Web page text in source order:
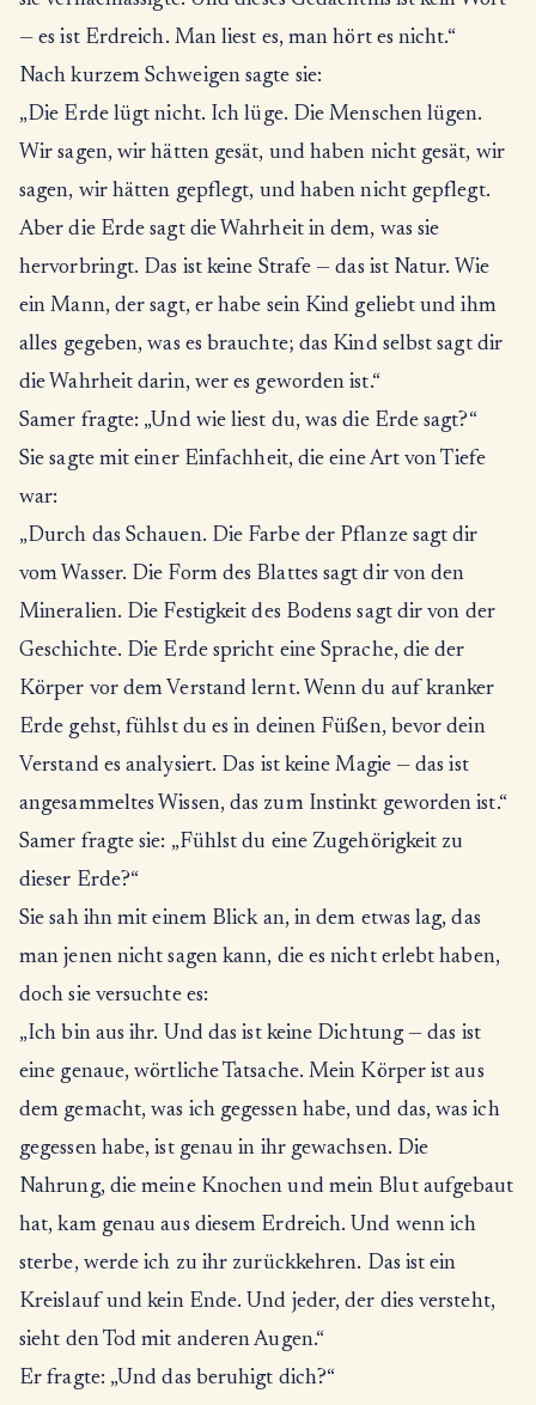
— es ist Erdreich. Man liest es, man hört es nicht.“
Nach kurzem Schweigen sagte sie:
„Die Erde lügt nicht. Ich lüge. Die Menschen lügen.
Wir sagen, wir hätten gesät, und haben nicht gesät, wir
sagen, wir hätten gepflegt, und haben nicht gepflegt.
Aber die Erde sagt die Wahrheit in dem, was sie
hervorbringt. Das ist keine Strafe — das ist Natur. Wie
ein Mann, der sagt, er habe sein Kind geliebt und ihm
alles gegeben, was es brauchte; das Kind selbst sagt dir
die Wahrheit darin, wer es geworden ist.“
Samer fragte: „Und wie liest du, was die Erde sagt?“
Sie sagte mit einer Einfachheit, die eine Art von Tiefe
war:
„Durch das Schauen. Die Farbe der Pflanze sagt dir
vom Wasser. Die Form des Blattes sagt dir von den
Mineralien. Die Festigkeit des Bodens sagt dir von der
Geschichte. Die Erde spricht eine Sprache, die der
Körper vor dem Verstand lernt. Wenn du auf kranker
Erde gehst, fühlst du es in deinen Füßen, bevor dein
Verstand es analysiert. Das ist keine Magie — das ist
angesammeltes Wissen, das zum Instinkt geworden ist.“
Samer fragte sie: „Fühlst du eine Zugehörigkeit zu
dieser Erde?“
Sie sah ihn mit einem Blick an, in dem etwas lag, das
man jenen nicht sagen kann, die es nicht erlebt haben,
doch sie versuchte es:
„Ich bin aus ihr. Und das ist keine Dichtung — das ist
eine genaue, wörtliche Tatsache. Mein Körper ist aus
dem gemacht, was ich gegessen habe, und das, was ich
gegessen habe, ist genau in ihr gewachsen. Die
Nahrung, die meine Knochen und mein Blut aufgebaut
hat, kam genau aus diesem Erdreich. Und wenn ich
sterbe, werde ich zu ihr zurückkehren. Das ist ein
Kreislauf und kein Ende. Und jeder, der dies versteht,
sieht den Tod mit anderen Augen.“
Er fragte: „Und das beruhigt dich?“